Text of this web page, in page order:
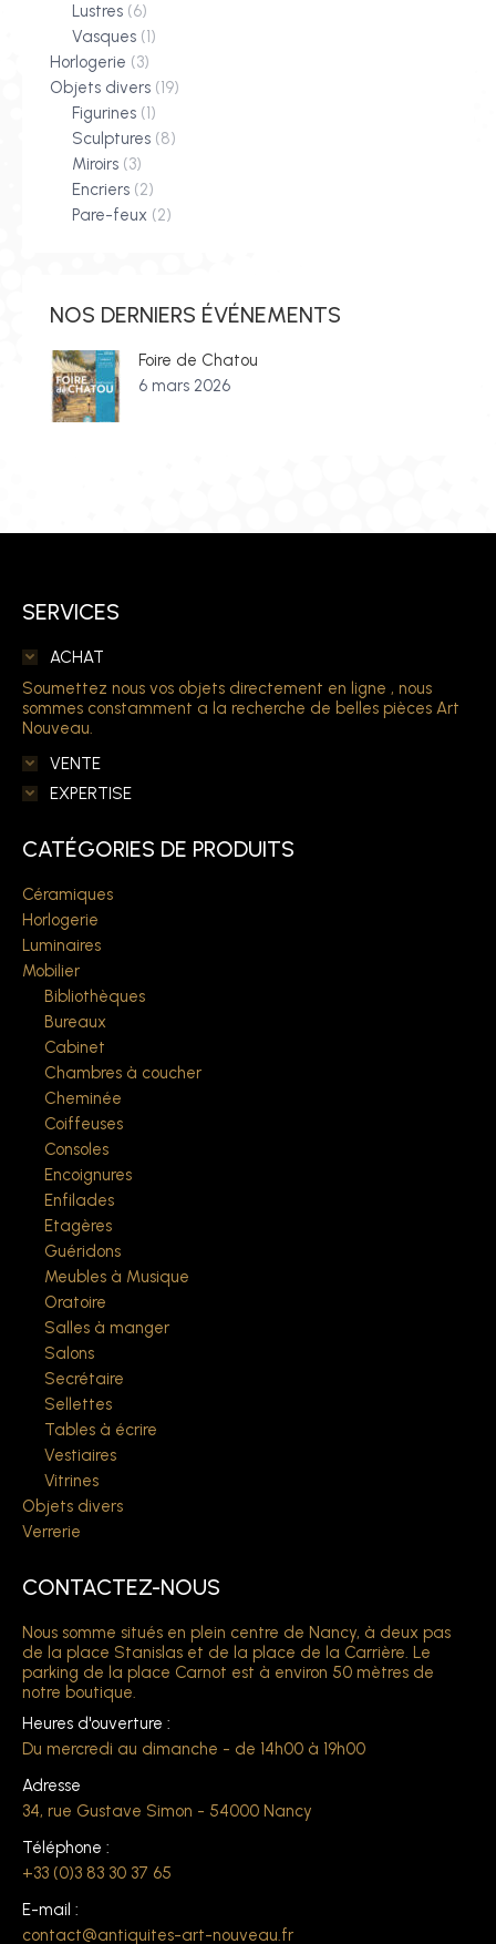
Lustres (6)
Vasques (1)
Horlogerie (3)
Objets divers (19)
Figurines (1)
Sculptures (8)
Miroirs (3)
Encriers (2)
Pare-feux (2)
NOS DERNIERS ÉVÉNEMENTS
Foire de Chatou
6 mars 2026
SERVICES
ACHAT
Soumettez nous vos objets directement en ligne , nous
sommes constamment a la recherche de belles pièces Art
Nouveau.
VENTE
EXPERTISE
CATÉGORIES DE PRODUITS
Céramiques
Horlogerie
Luminaires
Mobilier
Bibliothèques
Bureaux
Cabinet
Chambres à coucher
Cheminée
Coiffeuses
Consoles
Encoignures
Enfilades
Etagères
Guéridons
Meubles à Musique
Oratoire
Salles à manger
Salons
Secrétaire
Sellettes
Tables à écrire
Vestiaires
Vitrines
Objets divers
Verrerie
CONTACTEZ-NOUS
Nous somme situés en plein centre de Nancy, à deux pas
de la place Stanislas et de la place de la Carrière. Le
parking de la place Carnot est à environ 50 mètres de
notre boutique.
Heures d'ouverture :
Du mercredi au dimanche - de 14h00 à 19h00
Adresse
34, rue Gustave Simon - 54000 Nancy
Téléphone :
+33 (0)3 83 30 37 65
E-mail :
contact@antiquites-art-nouveau.fr